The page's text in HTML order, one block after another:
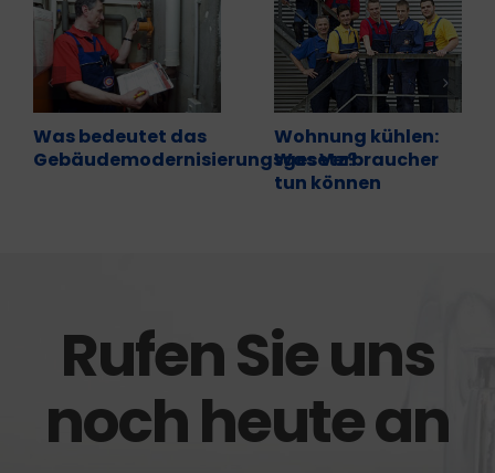
Was bedeutet das
Gebäudemodernisierungsgesetz?
Wohnung kühlen:
Was Verbraucher
tun können
Rufen Sie uns
noch heute an